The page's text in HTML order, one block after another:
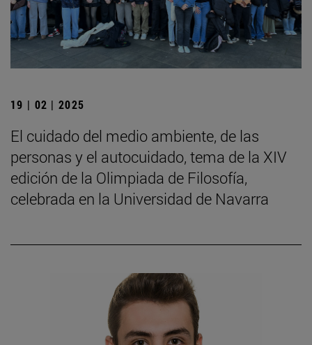
19 | 02 | 2025
El cuidado del medio ambiente, de las
personas y el autocuidado, tema de la XIV
edición de la Olimpiada de Filosofía,
celebrada en la Universidad de Navarra